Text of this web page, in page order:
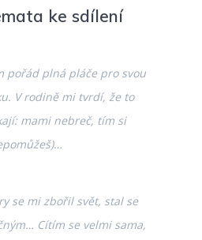
ke sdílení
pořád plná pláče pro svou
V rodině mi tvrdí, že to
mami nebreč, tím si
se mi zbořil svět, stal se
Cítím se velmi sama,